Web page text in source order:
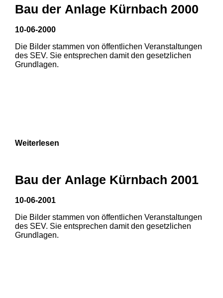
Bau der Anlage Kürnbach 2000
10-06-2000
Die Bilder stammen von öffentlichen Veranstaltungen
des SEV. Sie entsprechen damit den gesetzlichen
Grundlagen.
Weiterlesen
Bau der Anlage Kürnbach 2001
10-06-2001
Die Bilder stammen von öffentlichen Veranstaltungen
des SEV. Sie entsprechen damit den gesetzlichen
Grundlagen.